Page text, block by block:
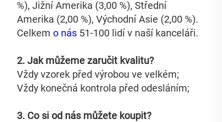
%), Jižní Amerika (3,00 %), Střední
Amerika (2,00 %), Východní Asie (2,00 %).
Celkem o nás 51-100 lidí v naší kanceláři.
2. Jak můžeme zaručit kvalitu?
Vždy vzorek před výrobou ve velkém;
Vždy konečná kontrola před odesláním;
3. Co si od nás můžete koupit?